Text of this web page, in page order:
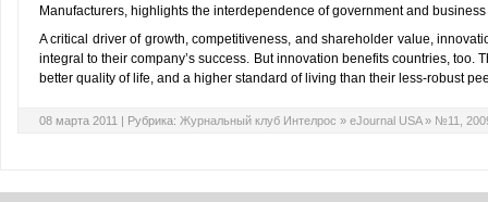
Manufacturers, highlights the interdependence of government and
A critical driver of growth, competitiveness, and shareholder value,
integral to their company’s success. But innovation benefits countries, too.
better quality of life, and a higher standard of living than their less-robust
08 марта 2011 | Рубрика: Журнальный клуб Интелрос » eJournal USA» №11,